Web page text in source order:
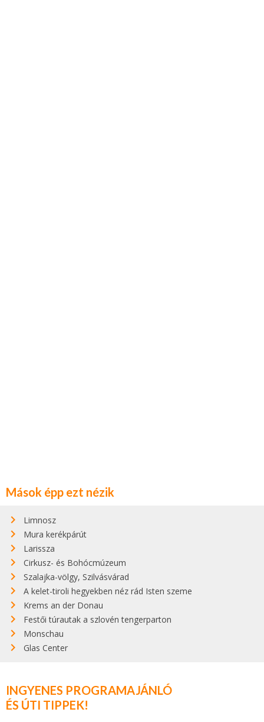
Mások épp ezt nézik
Limnosz
Mura kerékpárút
Larissza
Cirkusz- és Bohócmúzeum
Szalajka-völgy, Szilvásvárad
A kelet-tiroli hegyekben néz rád Isten szeme
Krems an der Donau
Festői túrautak a szlovén tengerparton
Monschau
Glas Center
INGYENES PROGRAMAJÁNLÓ
ÉS ÚTI TIPPEK!